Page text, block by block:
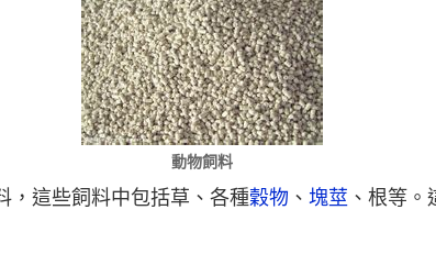
動物飼料
，這些飼料中包括草、各種穀物 、塊莖 、根等。